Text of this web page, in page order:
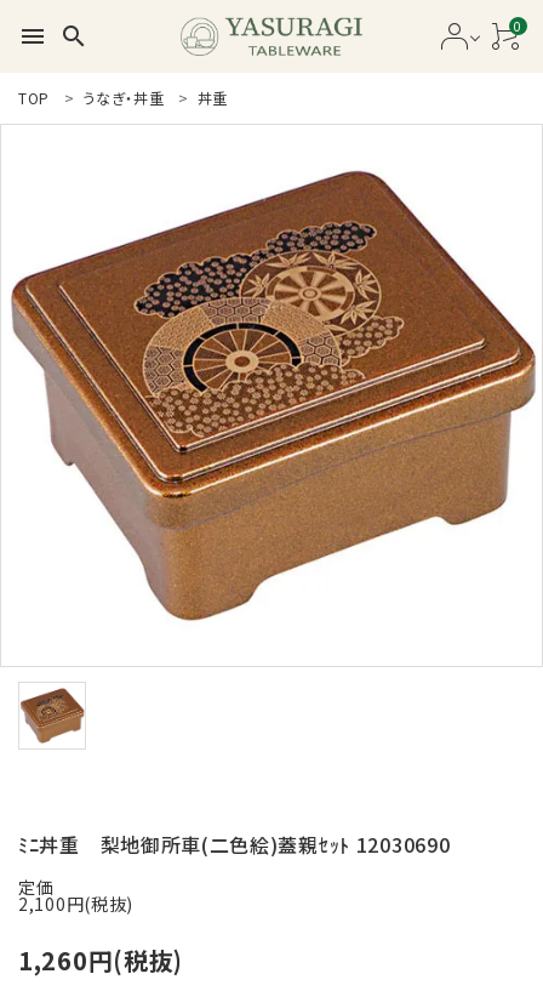
menu search 0
search
新着商品
セール品
カタログ
ガイドライン
ご利用ガイド
プライバシーポリシー
特定商取引法について
ようこそ ゲスト 様
meeting_room ログイン
TOP うなぎ・丼重 丼重
ﾐﾆ丼重 梨地御所車(二色絵)蓋親ｾｯﾄ 12030690
定価
2,100円(税抜)
1,260円(税抜)